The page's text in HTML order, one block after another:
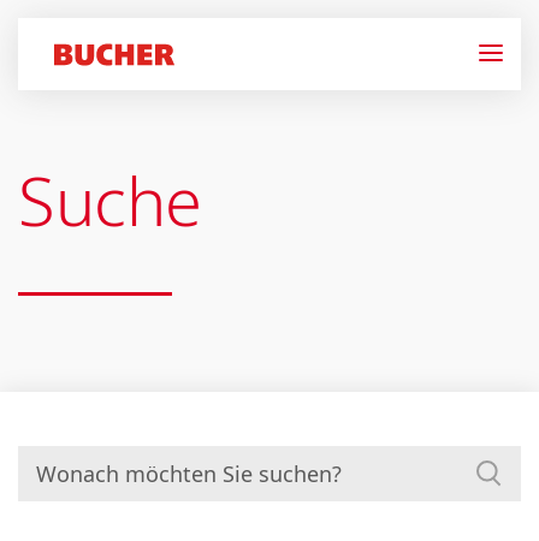
Suche
Suchen